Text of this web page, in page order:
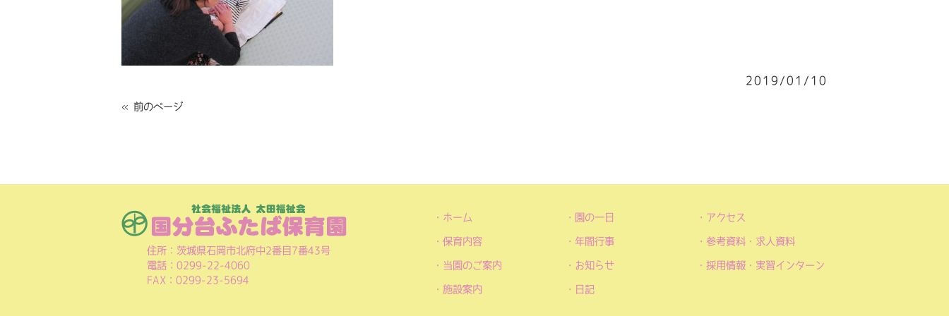
2019/01/10
« 前のページ
住所：茨城県石岡市北府中2番目7番43号
電話：0299-22-4060
FAX：0299-23-5694
ホーム
保育内容
当園のご案内
施設案内
園の一日
年間行事
お知らせ
日記
アクセス
参考資料・求人資料
採用情報・実習インターン